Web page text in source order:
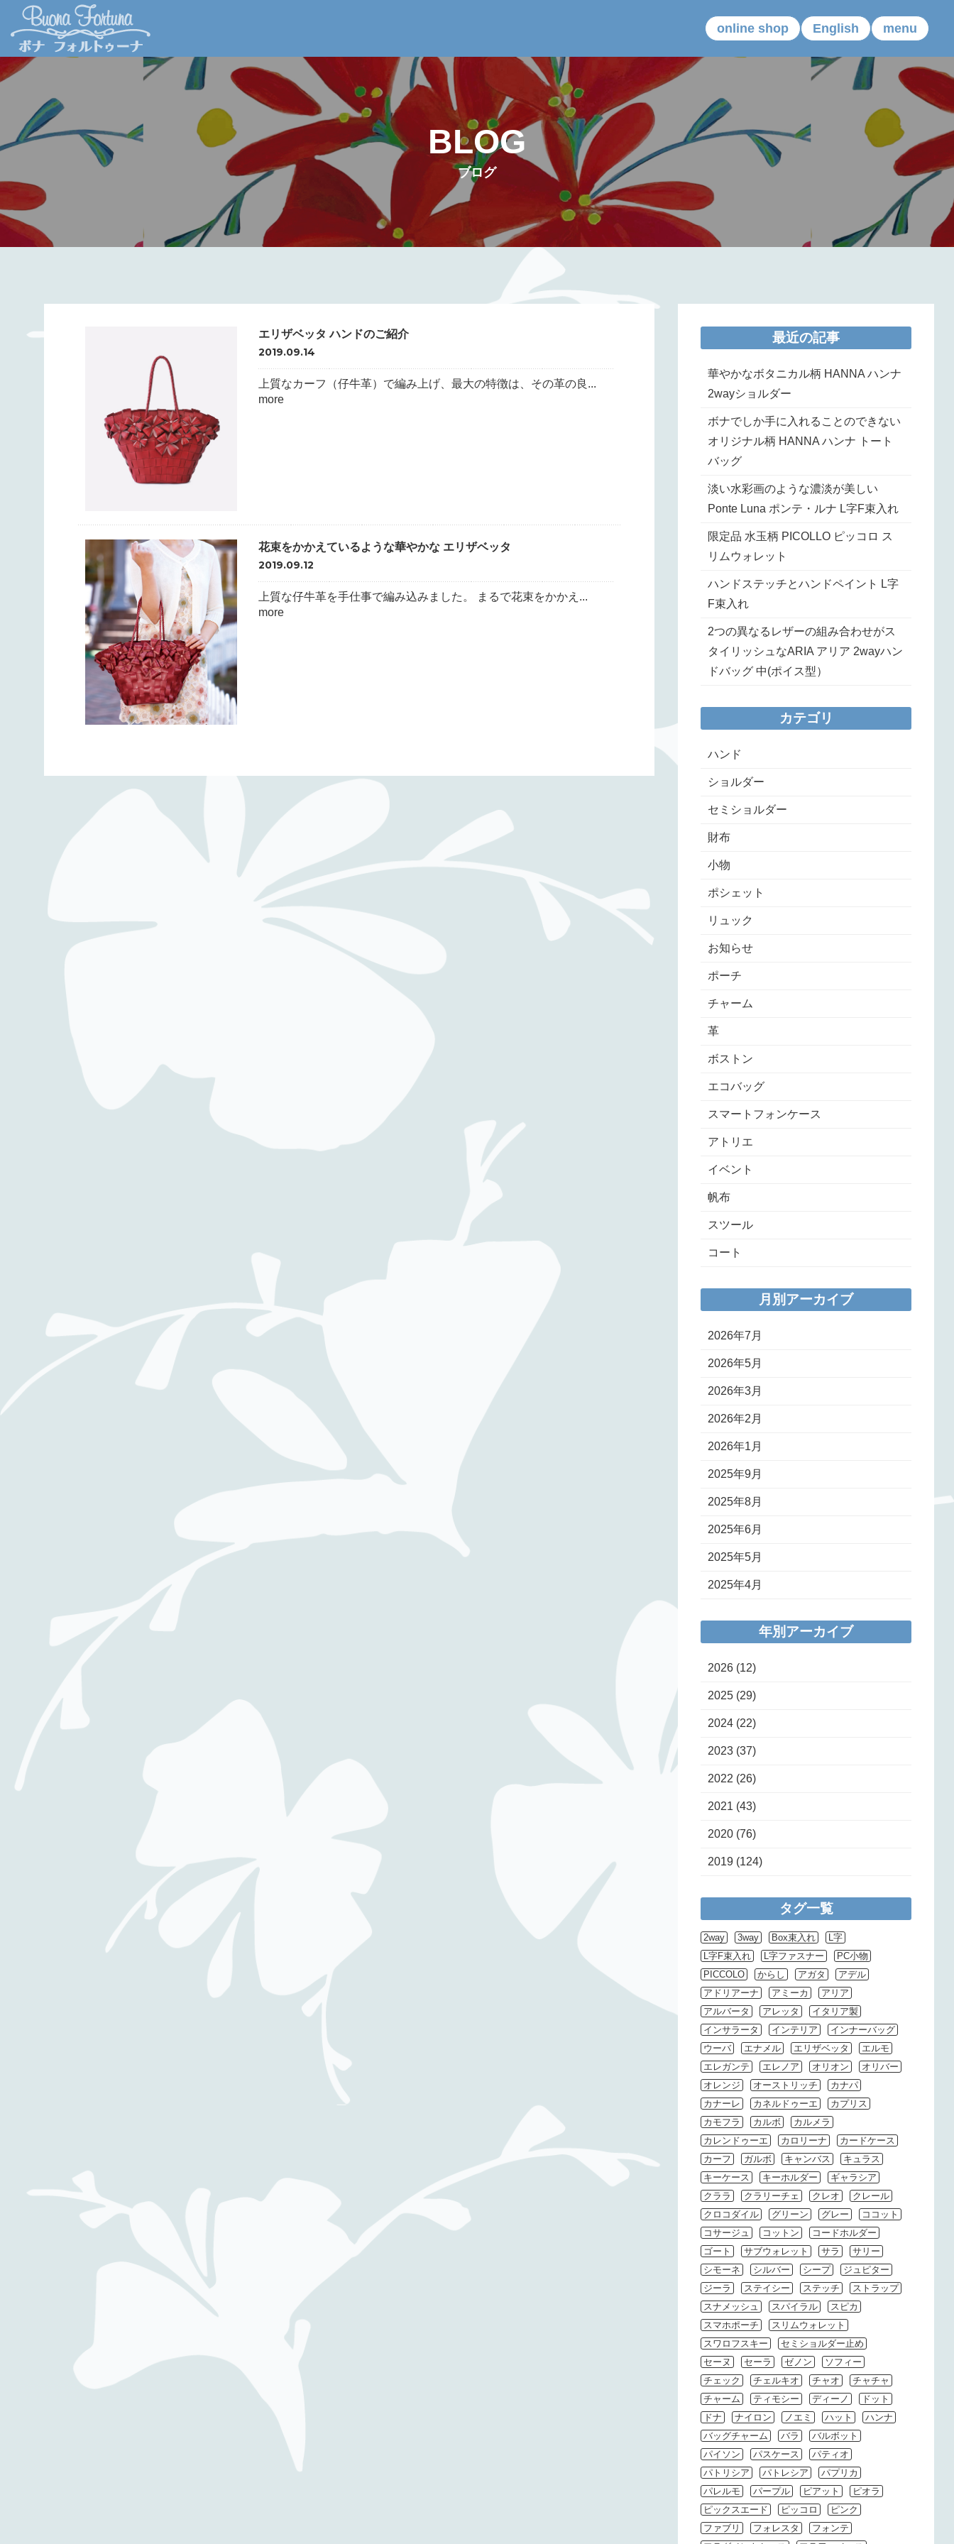
online shop English menu
BLOG
ブログ
エリザベッタ ハンドのご紹介
2019.09.14
上質なカーフ（仔牛革）で編み上げ、最大の特徴は、その革の良...
more
花束をかかえているような華やかな エリザベッタ
2019.09.12
上質な仔牛革を手仕事で編み込みました。 まるで花束をかかえ...
more
最近の記事
華やかなボタニカル柄 HANNA ハンナ
2wayショルダー
ボナでしか手に入れることのできない
オリジナル柄 HANNA ハンナ トート
バッグ
淡い水彩画のような濃淡が美しい
Ponte Luna ポンテ・ルナ L字F束入れ
限定品 水玉柄 PICOLLO ピッコロ ス
リムウォレット
ハンドステッチとハンドペイント L字
F束入れ
2つの異なるレザーの組み合わせがス
タイリッシュなARIA アリア 2wayハン
ドバッグ 中(ポイス型）
カテゴリ
ハンド
ショルダー
セミショルダー
財布
小物
ポシェット
リュック
お知らせ
ポーチ
チャーム
革
ボストン
エコバッグ
スマートフォンケース
アトリエ
イベント
帆布
スツール
コート
月別アーカイブ
2026年7月
2026年5月
2026年3月
2026年2月
2026年1月
2025年9月
2025年8月
2025年6月
2025年5月
2025年4月
年別アーカイブ
2026 (12)
2025 (29)
2024 (22)
2023 (37)
2022 (26)
2021 (43)
2020 (76)
2019 (124)
タグ一覧
2way 3way Box束入れ
L字
L字F束入れ
L字ファスナー
PC小物
PICCOLO
からし アガタ
アデル
アドリアーナ
アミーカ
アリア
アルバータ
アレッタ
イタリア製
インサラータ
インテリア
インナーバッグ
ウーバ
エナメル エリザベッタ
エルモ
エレガンテ
エレノア オリオン
オリバー
オレンジ
オーストリッチ
カナパ
カナーレ
カネルドゥーエ
カプリス
カモフラ
カルボ
カルメラ
カレンドゥーエ
カロリーナ
カードケース
カーフ
ガルボ キャンバス
キュラス
キーケース
キーホルダー
ギャラシア
クララ
クラリーチェ クレオ
クレール
クロコダイル
グリーン グレー
ココット
コサージュ
コットン
コードホルダー
ゴート
サブウォレット サラ
サリー
シモーネ
シルバー シープ
ジュピター
ジーラ
ステイシー ステッチ
ストラップ
スナメッシュ
スパイラル
スピカ
スマホポーチ
スリムウォレット
スワロフスキー
セミショルダー止め
セーヌ
セーラ ゼノン
ソフィー
チェック
チェルキオ チャオ
チャチャ
チャーム
ティモシー ディーノ
ドット
ドナ
ナイロン ノエミ ハット
ハンナ
バッグチャーム
バラ
バルボット
パイソン
パスケース
パティオ
パトリシア
パトレシア
パプリカ
パレルモ
パープル ピアット
ピオラ
ピックスエード
ピッコロ
ピンク
ファブリ
フォレスタ
フォンテ